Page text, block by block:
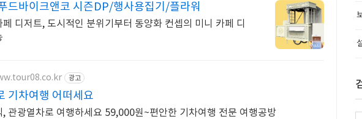
드바이크앤코 시즌DP/행사용집기/플라워
페 디저트, 도시적인 분위기부터 동양화 컨셉의 미니 카페 디
광고
기차여행 어떠세요
, 관광열차로 여행하세요 59,000원~편안한 기차여행 전문 여행공방